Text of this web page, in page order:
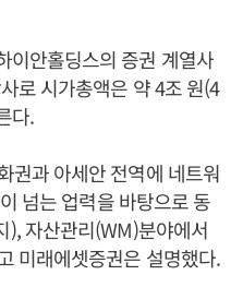
이안홀딩스의 증권 계열사
로 시가총액은 약 4조 원(4
다.
권과 아세안 전역에 네트워
넘는 업력을 바탕으로 동
), 자산관리(WM)분야에서
미래에셋증권은 설명했다.